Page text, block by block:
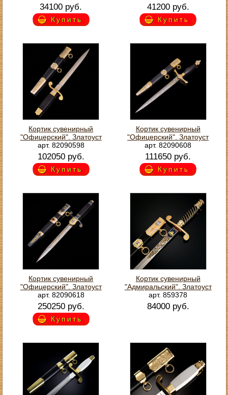
34100 руб.
Купить
41200 руб.
Купить
Кортик сувенирный
"Офицерский". Златоуст
арт. 82090598
102050 руб.
Купить
Кортик сувенирный
"Офицерский". Златоуст
арт. 82090608
111650 руб.
Купить
Кортик сувенирный
"Офицерский". Златоуст
арт. 82090618
250250 руб.
Купить
Кортик сувенирный
"Адмиральский". Златоуст
арт. 859378
84000 руб.